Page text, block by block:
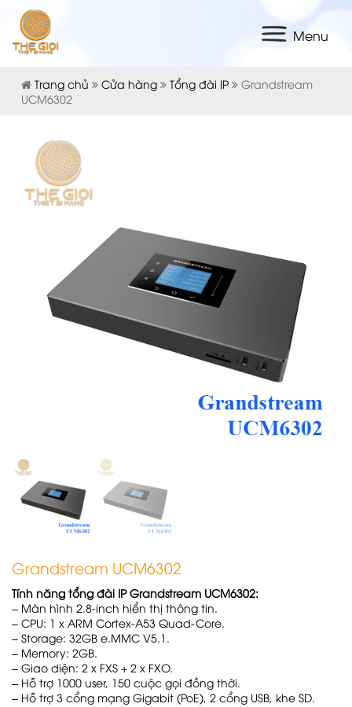
Menu
Trang chủ Cửa hàng Tổng đài IP
Grandstream
UCM6302
Grandstream UCM6302
Tính năng tổng đài IP Grandstream UCM6302:
– Màn hình 2.8-inch hiển thị thông tin.
– CPU: 1 x ARM Cortex-A53 Quad-Core.
– Storage: 32GB e.MMC V5.1.
– Memory: 2GB.
– Giao diện: 2 x FXS + 2 x FXO.
– Hỗ trợ 1000 user, 150 cuộc gọi đồng thời.
– Hỗ trợ 3 cổng mạng Gigabit (PoE), 2 cổng USB, khe SD.